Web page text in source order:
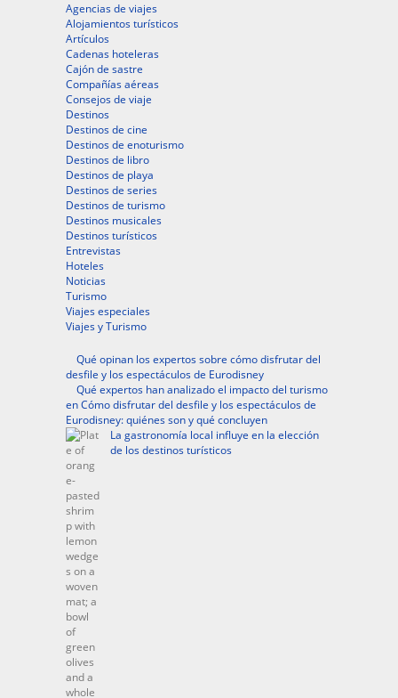
Agencias de viajes
Alojamientos turísticos
Artículos
Cadenas hoteleras
Cajón de sastre
Compañías aéreas
Consejos de viaje
Destinos
Destinos de cine
Destinos de enoturismo
Destinos de libro
Destinos de playa
Destinos de series
Destinos de turismo
Destinos musicales
Destinos turísticos
Entrevistas
Hoteles
Noticias
Turismo
Viajes especiales
Viajes y Turismo
Qué opinan los expertos sobre cómo disfrutar del
desfile y los espectáculos de Eurodisney
Qué expertos han analizado el impacto del turismo
en Cómo disfrutar del desfile y los espectáculos de
Eurodisney: quiénes son y qué concluyen
La gastronomía local influye en la elección
de los destinos turísticos